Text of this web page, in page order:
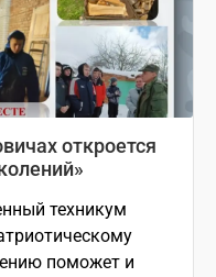
откроется
техникум
поможет и